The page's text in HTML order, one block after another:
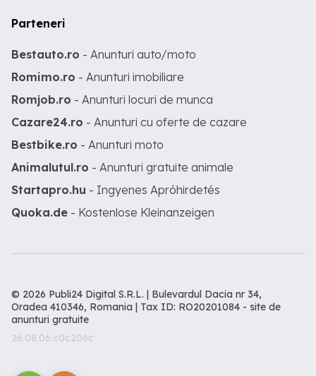
Parteneri
Bestauto.ro - Anunturi auto/moto
Romimo.ro - Anunturi imobiliare
Romjob.ro - Anunturi locuri de munca
Cazare24.ro - Anunturi cu oferte de cazare
Bestbike.ro - Anunturi moto
Animalutul.ro - Anunturi gratuite animale
Startapro.hu - Ingyenes Apróhirdetés
Quoka.de - Kostenlose Kleinanzeigen
© 2026 Publi24 Digital S.R.L. | Bulevardul Dacia nr 34,
Oradea 410346, Romania | Tax ID: RO20201084 - site de
anunturi gratuite
26.08.06.c0c206c